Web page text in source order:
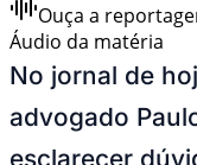
Ouça a
Áudio da matéria
No jornal de
advogado
esclarecer